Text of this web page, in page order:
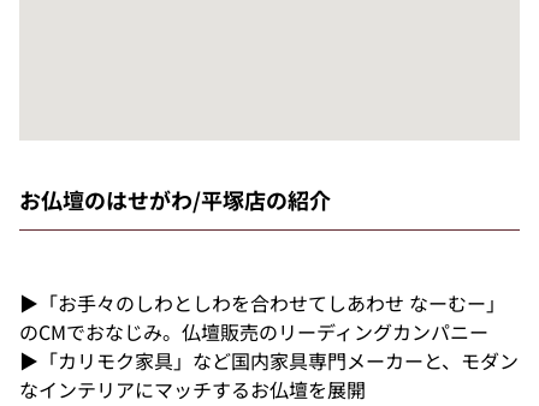
お仏壇のはせがわ/平塚店の紹介
▶「お手々のしわとしわを合わせてしあわせ なーむー」
のCMでおなじみ。仏壇販売のリーディングカンパニー
▶「カリモク家具」など国内家具専門メーカーと、モダン
なインテリアにマッチするお仏壇を展開